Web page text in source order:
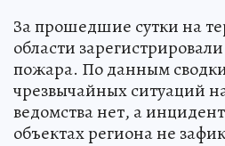
За прошедшие сутки на
области
пожара. По данным сводки
чрезвычайных ситуаций
ведомства нет, а
объектах региона не